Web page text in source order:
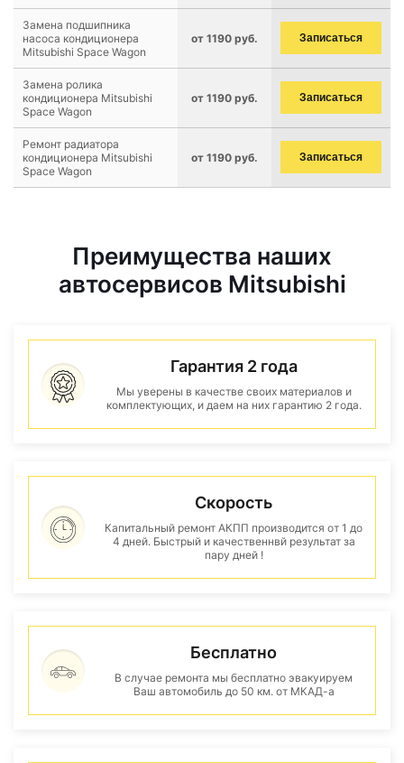
Замена подшипника
насоса кондиционера
Mitsubishi Space Wagon
от 1190 руб. Записаться
Замена ролика
кондиционера Mitsubishi
Space Wagon
от 1190 руб. Записаться
Ремонт радиатора
кондиционера Mitsubishi
Space Wagon
от 1190 руб. Записаться
Преимущества наших
автосервисов Mitsubishi
Гарантия 2 года
Мы уверены в качестве своих материалов и
комплектующих, и даем на них гарантию 2 года.
Скорость
Капитальный ремонт АКПП производится от 1 до
4 дней. Быстрый и качественнвй результат за
пару дней !
Бесплатно
В случае ремонта мы бесплатно эвакуируем
Ваш автомобиль до 50 км. от МКАД-а